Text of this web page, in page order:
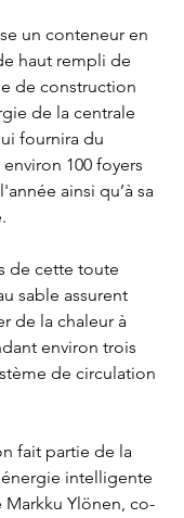
un conteneur en
haut rempli de
de construction
de la centrale
fournira du
100 foyers
ainsi qu’à sa
de cette toute
sable assurent
de la chaleur à
environ trois
de circulation
fait partie de la
intelligente
Ylönen, co-